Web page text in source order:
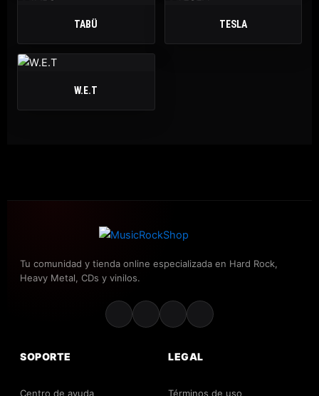
TABÜ TESLA
W.E.T
Tu comunidad y tienda online especializada en Hard Rock,
Heavy Metal, CDs y vinilos.
SOPORTE
Centro de ayuda
LEGAL
Términos de uso